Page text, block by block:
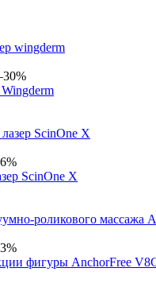
ScinOne X
фигуры AnchorFree